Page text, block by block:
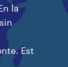
la
Est